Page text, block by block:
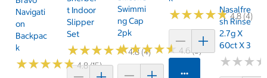
Navigati
On
Backpac
K
★★★★★
★★★★★4.8 (15)
T Indoor
Slipper
Set
★★★★★
★★★★★4.8 (4)
Swimmi
Ng Cap
2pk
★★★★★
★★★★★4.6 (9)
★★★★★
★★★★★4.8 (4)
카트에 담기
Nasalfre
Sh Rinse
2.7g X
60ct X 3
★★★
★★★